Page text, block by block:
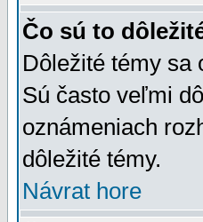
Čo sú to
Dôležité témy sa
Sú často veľmi
oznámeniach
dôležité témy.
Návrat hore